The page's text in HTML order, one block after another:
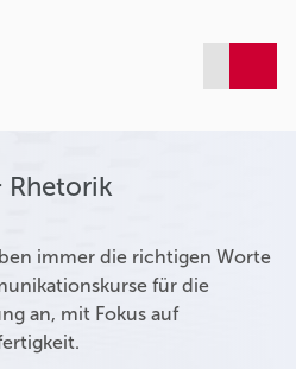
immer die richtigen Worte
für die
an, mit Fokus auf